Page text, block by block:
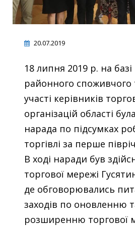
20.07.2019
18 липня 2019 р. на
районного споживчого
участі керівників
організацій області
нарада по підсумках
торгівлі за перше
В ході наради був
торгової мережі
де обговорювались
заходів по оновленню
розширенню торгової